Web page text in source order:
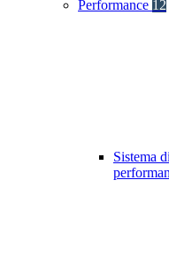
Performance 12
Sistema